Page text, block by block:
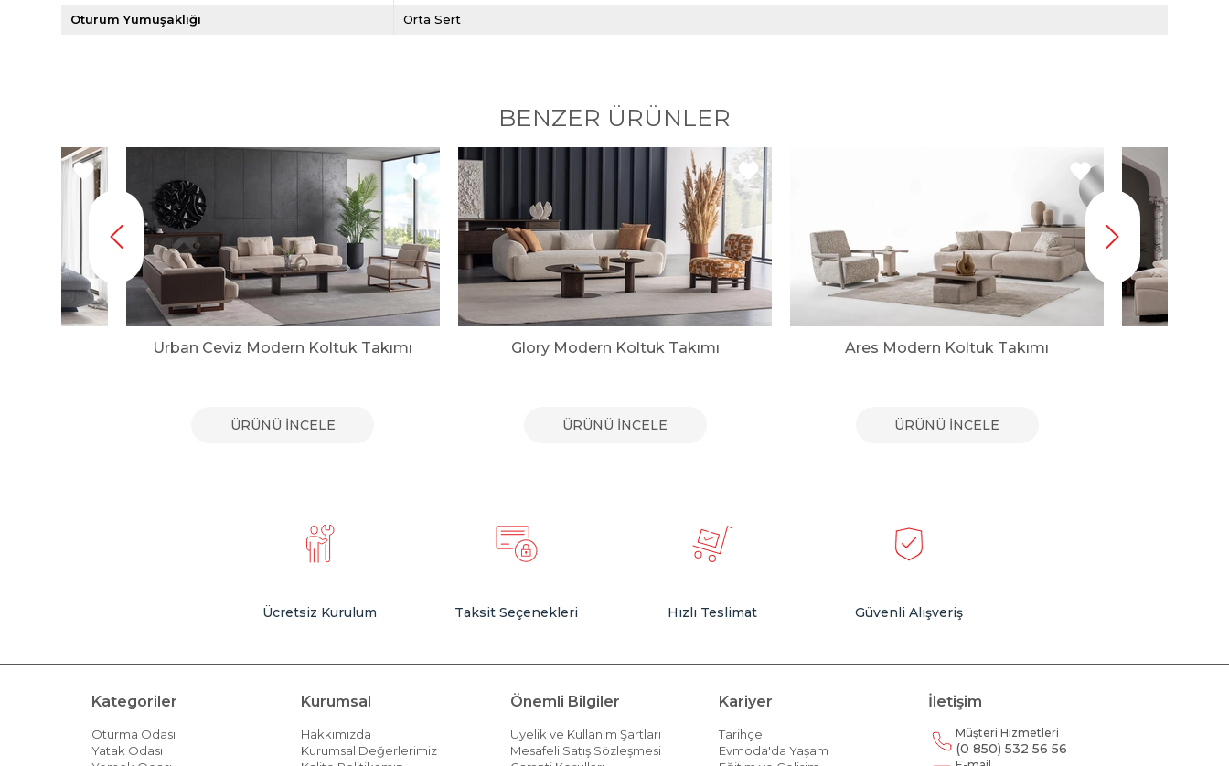
Oturum Yumuşaklığı Orta Sert
BENZER ÜRÜNLER
Urban Ceviz Modern Koltuk Takımı
ÜRÜNÜ İNCELE
Glory Modern Koltuk Takımı
ÜRÜNÜ İNCELE
Ares Modern Koltuk Takımı
ÜRÜNÜ İNCELE
Ücretsiz Kurulum Taksit Seçenekleri Hızlı Teslimat Güvenli Alışveriş
Kategoriler
Oturma Odası
Yatak Odası
Kurumsal
Hakkımızda
Kurumsal Değerlerimiz
Önemli Bilgiler
Üyelik ve Kullanım Şartları
Mesafeli Satış Sözleşmesi
Kariyer
Tarihçe
Evmoda'da Yaşam
İletişim
Müşteri Hizmetleri
(0 850) 532 56 56